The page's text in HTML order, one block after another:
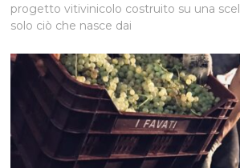
progetto vitivinicolo costruito su una
solo ciò che nasce dai